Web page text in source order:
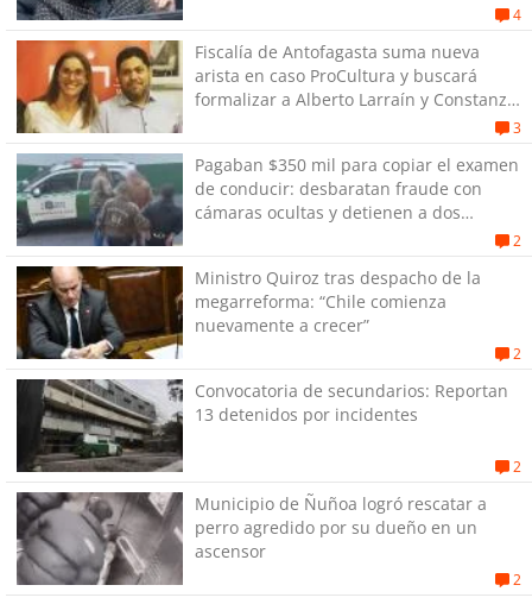
4
Fiscalía de Antofagasta suma nueva
arista en caso ProCultura y buscará
formalizar a Alberto Larraín y Constanza
3
Pagaban $350 mil para copiar el examen
de conducir: desbaratan fraude con
cámaras ocultas y detienen a dos
2
Ministro Quiroz tras despacho de la
megarreforma: “Chile comienza
nuevamente a crecer”
2
Convocatoria de secundarios: Reportan
13 detenidos por incidentes
2
Municipio de Ñuñoa logró rescatar a
perro agredido por su dueño en un
ascensor
2